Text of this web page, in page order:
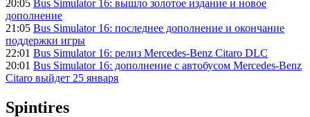
20:05 Bus Simulator 16: вышло золотое издание и новое
дополнение
21:05 Bus Simulator 16: последнее дополнение и окончание
поддержки игры
22:01 Bus Simulator 16: релиз Mercedes-Benz Citaro DLC
20:01 Bus Simulator 16: дополнение с автобусом Mercedes-Benz
Citaro выйдет 25 января
Spintires